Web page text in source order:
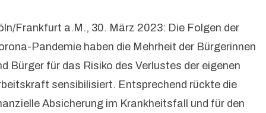
Frankfurt a.M., 30. März 2023: Die Folgen der
Pandemie haben die Mehrheit der Bürgerinnen
Bürger für das Risiko des Verlustes der eigenen
sensibilisiert. Entsprechend rückte die
Absicherung im Krankheitsfall und für den